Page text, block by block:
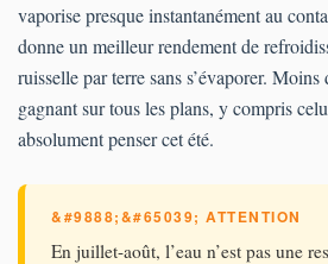
vaporise presque instantanément au
donne un meilleur rendement de
ruisselle par terre sans s’évaporer. Moins
gagnant sur tous les plans, y compris
absolument penser cet été.
En juillet-août, l’eau n’est pas une